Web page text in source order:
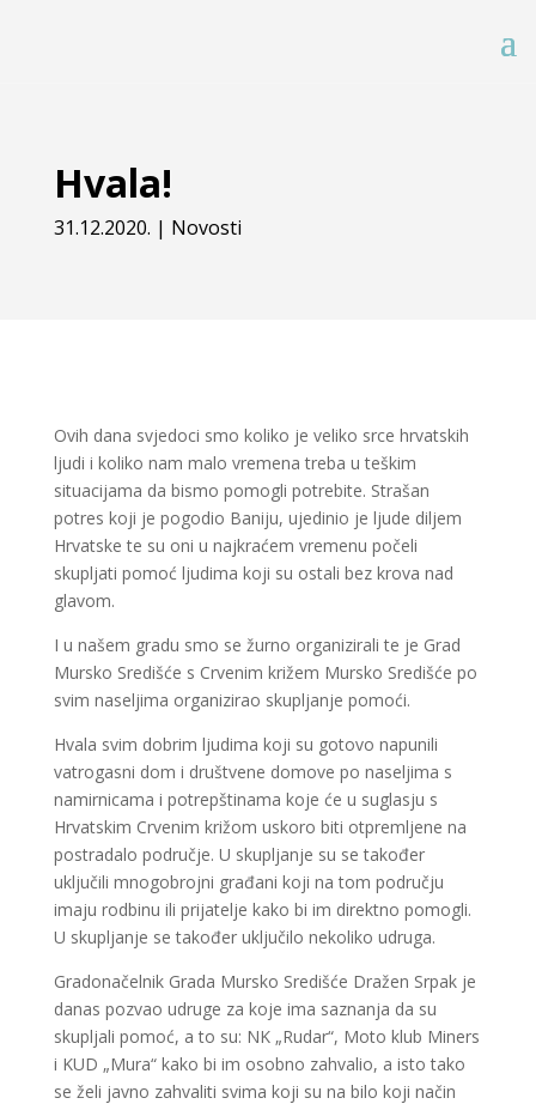
Hvala!
31.12.2020. | Novosti
Ovih dana svjedoci smo koliko je veliko srce hrvatskih
ljudi i koliko nam malo vremena treba u teškim
situacijama da bismo pomogli potrebite. Strašan
potres koji je pogodio Baniju, ujedinio je ljude diljem
Hrvatske te su oni u najkraćem vremenu počeli
skupljati pomoć ljudima koji su ostali bez krova nad
glavom.
I u našem gradu smo se žurno organizirali te je Grad
Mursko Središće s Crvenim križem Mursko Središće po
svim naseljima organizirao skupljanje pomoći.
Hvala svim dobrim ljudima koji su gotovo napunili
vatrogasni dom i društvene domove po naseljima s
namirnicama i potrepštinama koje će u suglasju s
Hrvatskim Crvenim križom uskoro biti otpremljene na
postradalo područje. U skupljanje su se također
uključili mnogobrojni građani koji na tom području
imaju rodbinu ili prijatelje kako bi im direktno pomogli.
U skupljanje se također uključilo nekoliko udruga.
Gradonačelnik Grada Mursko Središće Dražen Srpak je
danas pozvao udruge za koje ima saznanja da su
skupljali pomoć, a to su: NK „Rudar“, Moto klub Miners
i KUD „Mura“ kako bi im osobno zahvalio, a isto tako
se želi javno zahvaliti svima koji su na bilo koji način